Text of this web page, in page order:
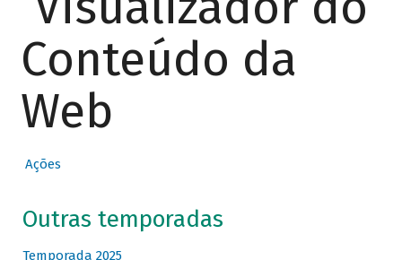
Conteúdo da
Web
Ações
Outras temporadas
Temporada 2025